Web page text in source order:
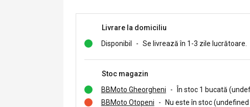
Livrare la domiciliu
Disponibil
- Se livrează în 1-3 zile lucrătoare.
Stoc magazin
BBMoto Gheorgheni
-
În stoc 1 bucată
BBMoto Otopeni
-
Nu este în stoc